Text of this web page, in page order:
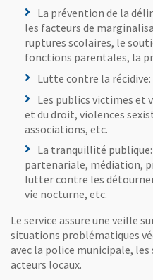
La prévention de la
les facteurs de
ruptures scolaires, le
fonctions parentales, la
Lutte contre la récidive:
Les publics victimes et
et du droit, violences
associations, etc.
La tranquillité
partenariale, médiation,
lutter contre les
vie nocturne, etc.
Le service assure une veille
situations problématiques
avec la police municipale,
acteurs locaux.